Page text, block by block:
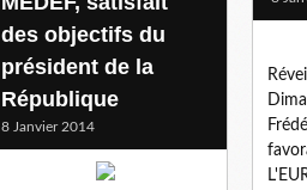
des objectifs du
président de la
République
8 Janvier 2014